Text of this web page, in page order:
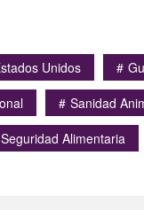
Unidos
Sanidad
Seguridad Alimentaria